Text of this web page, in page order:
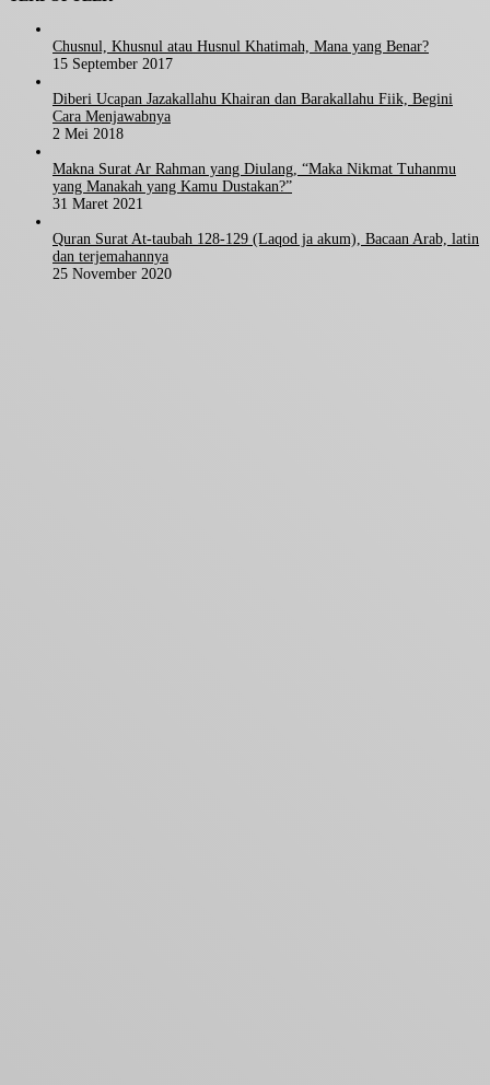
Chusnul, Khusnul atau Husnul Khatimah, Mana yang Benar?
15 September 2017
Diberi Ucapan Jazakallahu Khairan dan Barakallahu Fiik, Begini
Cara Menjawabnya
2 Mei 2018
Makna Surat Ar Rahman yang Diulang, “Maka Nikmat Tuhanmu
yang Manakah yang Kamu Dustakan?”
31 Maret 2021
Quran Surat At-taubah 128-129 (Laqod ja akum), Bacaan Arab, latin
dan terjemahannya
25 November 2020